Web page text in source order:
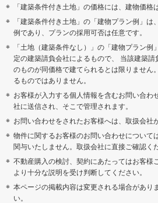
「建築条件付き土地」の価格には、建物価格
「建築条件付き土地」の「建物プラン例」
例であり、プランの採用可否は任意です。
「土地（建築条件なし）」の「建物プラン
定の建築請負会社によるもので、 当該建築
のものが同価格で建てられるとは限りません
るものではありません。
お客様が入力する個人情報を含むお問い合わ
社に送信され、そこで管理されます。
お問い合わせをされたお客様へは、取扱会社
物件に関するお客様のお問い合わせについて
関与いたしません。取扱会社に直接ご確認くだ
不動産購入の検討、契約にあたってはお客様
より十分な説明を受け判断してください。
本ページの掲載内容は変更される場合があり
い。